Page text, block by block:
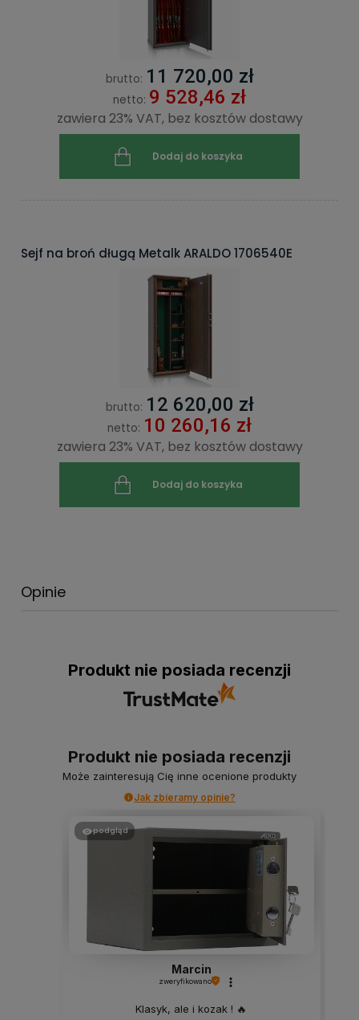
brutto: 11 720,00 zł
netto: 9 528,46 zł
zawiera 23% VAT, bez kosztów dostawy
Dodaj do koszyka
Sejf na broń długą Metalk ARALDO 1706540E
brutto: 12 620,00 zł
netto: 10 260,16 zł
zawiera 23% VAT, bez kosztów dostawy
Dodaj do koszyka
Opinie
Produkt nie posiada recenzji
Produkt nie posiada recenzji
Może zainteresują Cię inne ocenione produkty
Jak zbieramy opinie?
podgląd
Marcin
zweryfikowano
Klasyk, ale i kozak ! 🔥